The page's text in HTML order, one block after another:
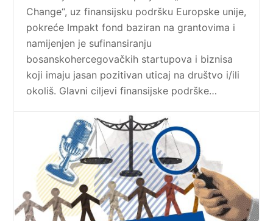
Change“, uz finansijsku podršku Europske unije,
pokreće Impakt fond baziran na grantovima i
namijenjen je sufinansiranju
bosanskohercegovačkih startupova i biznisa
koji imaju jasan pozitivan uticaj na društvo i/ili
okoliš. Glavni ciljevi finansijske podrške…